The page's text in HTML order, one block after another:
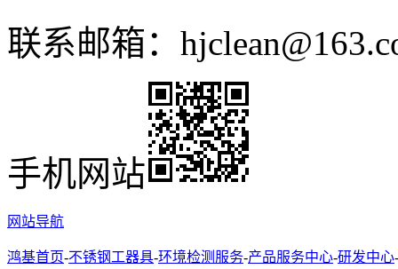
联系邮箱：
手机网站
网站导航
鸿基首页-不锈钢工器具-环境检测服务-产品服务中心-研发中心-